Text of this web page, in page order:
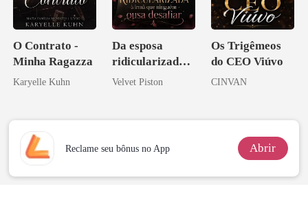
O Contrato -
Minha Ragazza
Karyelle Kuhn
Da esposa
ridicularizada à
irmã que
Velvet Piston
Os Trigêmeos
do CEO Viúvo
CINVAN
Reclame seu bônus no App Abrir